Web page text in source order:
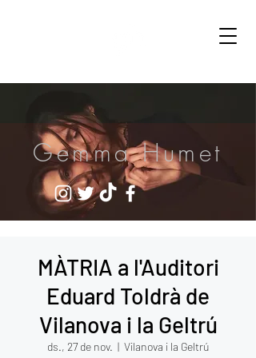
Gemma Humet
MÀTRIA a l'Auditori
Eduard Toldrà de
Vilanova i la Geltrú
ds., 27 de nov.
  |
Vilanova i la Geltrú